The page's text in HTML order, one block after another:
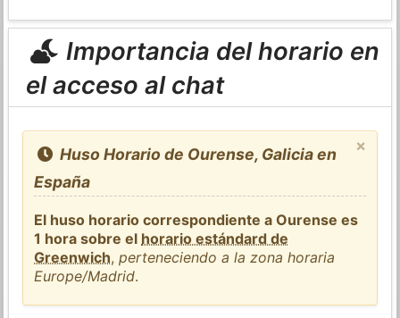
Importancia del horario en
el acceso al chat
×
Huso Horario de Ourense, Galicia en
España
El huso horario correspondiente a Ourense es
1 hora sobre el horario estándard de
Greenwich,perteneciendo a la zona horaria
Europe/Madrid.